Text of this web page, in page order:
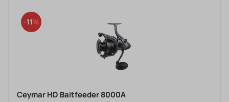
mikro-nastavením, který umožňuje dokonalou kontrolu
11
Ceymar HD Baitfeeder 8000A